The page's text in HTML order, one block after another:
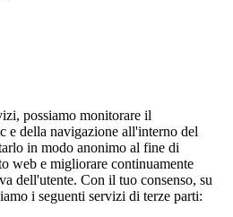
possiamo monitorare il
e della navigazione all'interno del
in modo anonimo al fine di
web e migliorare continuamente
dell'utente. Con il tuo consenso, su
i seguenti servizi di terze parti: